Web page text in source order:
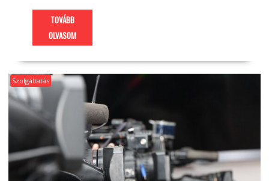
TOVÁBB
OLVASOM
Szolgáltatás